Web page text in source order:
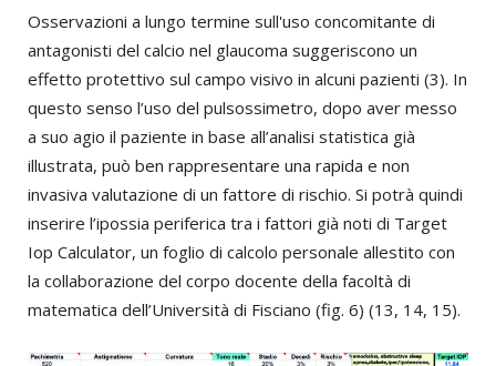
Osservazioni a lungo termine sull'uso concomitante di
antagonisti del calcio nel glaucoma suggeriscono un
effetto protettivo sul campo visivo in alcuni pazienti (3). In
questo senso l’uso del pulsossimetro, dopo aver messo
a suo agio il paziente in base all’analisi statistica già
illustrata, può ben rappresentare una rapida e non
invasiva valutazione di un fattore di rischio. Si potrà quindi
inserire l’ipossia periferica tra i fattori già noti di Target
Iop Calculator, un foglio di calcolo personale allestito con
la collaborazione del corpo docente della facoltà di
matematica dell’Università di Fisciano (fig. 6) (13, 14, 15).